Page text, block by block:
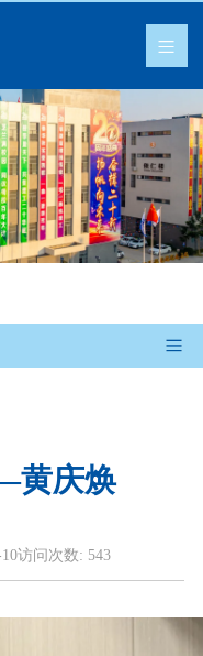
黄庆焕
访问次数: 543